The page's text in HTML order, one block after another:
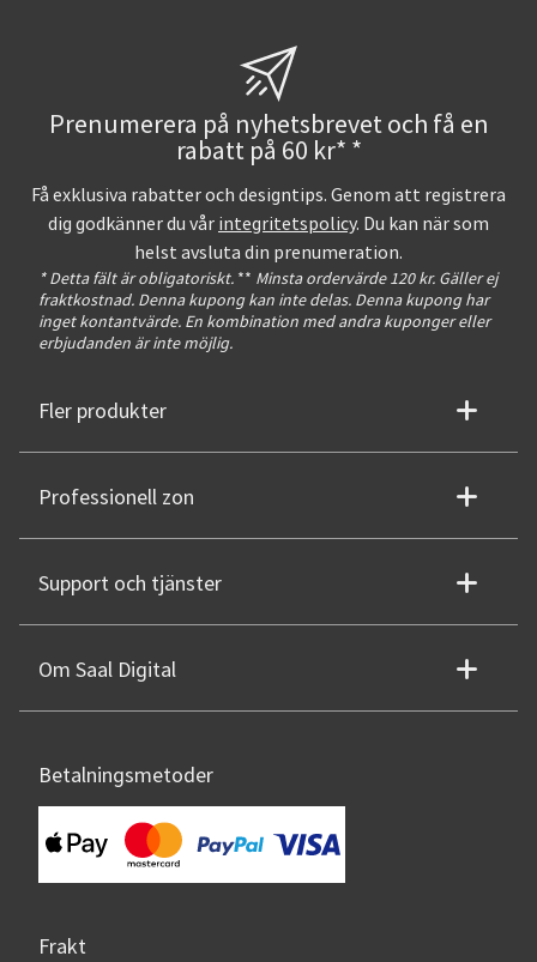
Prenumerera på nyhetsbrevet och få en
rabatt på 60 kr* *
Få exklusiva rabatter och designtips. Genom att registrera
dig godkänner du vår integritetspolicy. Du kan när som
helst avsluta din prenumeration.
* Detta fält är obligatoriskt. ** Minsta ordervärde 120 kr. Gäller ej
fraktkostnad. Denna kupong kan inte delas. Denna kupong har
inget kontantvärde. En kombination med andra kuponger eller
erbjudanden är inte möjlig.
Fler produkter
Professionell zon
Support och tjänster
Om Saal Digital
Betalningsmetoder
Frakt